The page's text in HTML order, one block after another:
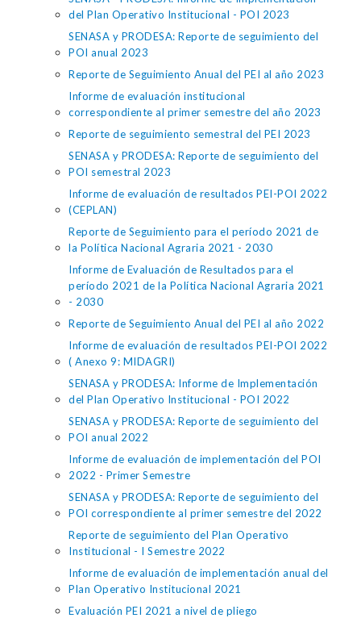
del Plan Operativo Institucional - POI 2023
SENASA y PRODESA: Reporte de seguimiento del
POI anual 2023
Reporte de Seguimiento Anual del PEI al año 2023
Informe de evaluación institucional
correspondiente al primer semestre del año 2023
Reporte de seguimiento semestral del PEI 2023
SENASA y PRODESA: Reporte de seguimiento del
POI semestral 2023
Informe de evaluación de resultados PEI-POI 2022
(CEPLAN)
Reporte de Seguimiento para el período 2021 de
la Política Nacional Agraria 2021 - 2030
Informe de Evaluación de Resultados para el
período 2021 de la Política Nacional Agraria 2021
- 2030
Reporte de Seguimiento Anual del PEI al año 2022
Informe de evaluación de resultados PEI-POI 2022
( Anexo 9: MIDAGRI)
SENASA y PRODESA: Informe de Implementación
del Plan Operativo Institucional - POI 2022
SENASA y PRODESA: Reporte de seguimiento del
POI anual 2022
Informe de evaluación de implementación del POI
2022 - Primer Semestre
SENASA y PRODESA: Reporte de seguimiento del
POI correspondiente al primer semestre del 2022
Reporte de seguimiento del Plan Operativo
Institucional - I Semestre 2022
Informe de evaluación de implementación anual del
Plan Operativo Institucional 2021
Evaluación PEI 2021 a nivel de pliego